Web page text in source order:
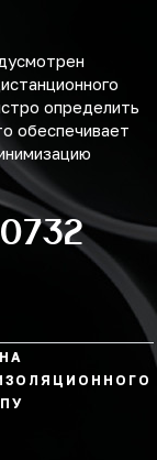
определить
обеспечивает